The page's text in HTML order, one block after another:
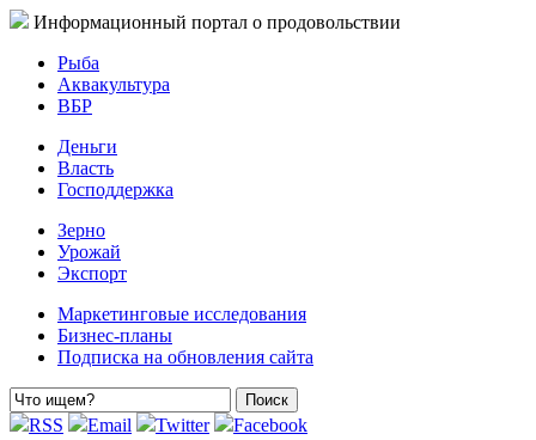
Информационный портал о продовольствии
Рыба
Аквакультура
ВБР
Деньги
Власть
Господдержка
Зерно
Урожай
Экспорт
Маркетинговые исследования
Бизнес-планы
Подписка на обновления сайта
RSS Email Twitter Facebook